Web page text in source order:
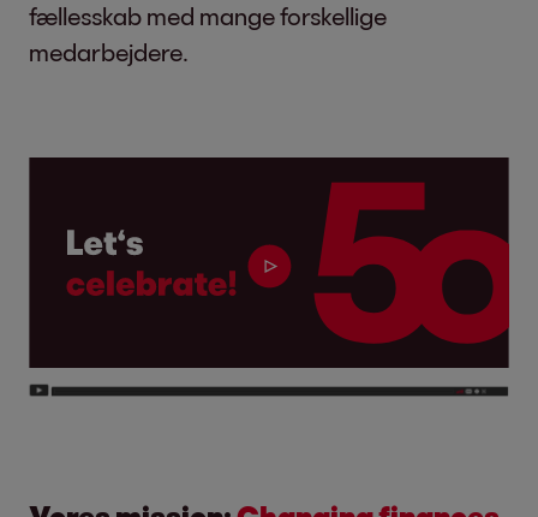
fællesskab med mange forskellige
medarbejdere.